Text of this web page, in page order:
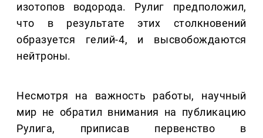
изотопов водорода. Рулиг предположил,
что в результате этих столкновений
образуется гелий-4, и высвобождаются
нейтроны.
Несмотря на важность работы, научный
мир не обратил внимания на публикацию
Рулига, приписав первенство в